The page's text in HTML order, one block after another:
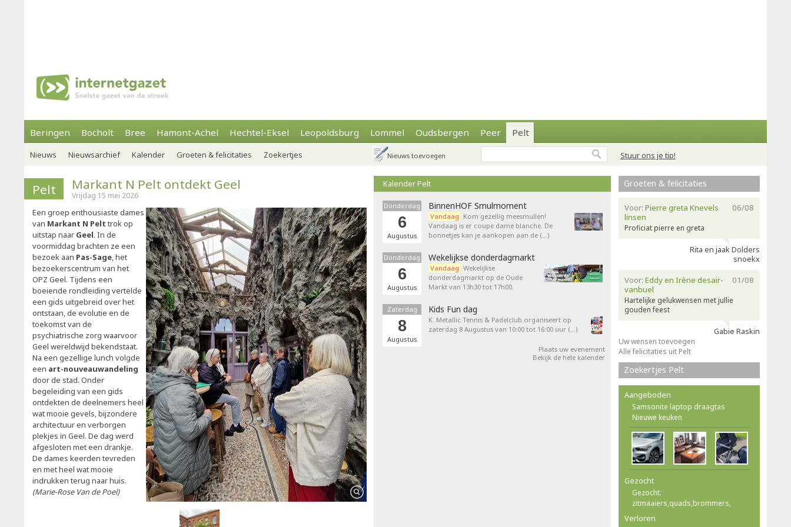
Beringen Bocholt Bree Hamont-Achel Hechtel-Eksel Leopoldsburg Lommel Oudsbergen Peer Pelt
Stuur ons je tip!
Nieuws Nieuwsarchief Kalender Groeten & felicitaties Zoekertjes Nieuws toevoegen
Pelt Markant N Pelt ontdekt Geel
Vrijdag 15 mei 2026
Een groep enthousiaste dames
van Markant N Pelt trok op
uitstap naar Geel. In de
voormiddag brachten ze een
bezoek aan Pas-Sage, het
bezoekerscentrum van het
OPZ Geel. Tijdens een
boeiende rondleiding vertelde
een gids uitgebreid over het
ontstaan, de evolutie en de
toekomst van de
psychiatrische zorg waarvoor
Geel wereldwijd bekendstaat.
Na een gezellige lunch volgde
een art-nouveauwandeling
door de stad. Onder
begeleiding van een gids
ontdekten de deelnemers heel
wat mooie gevels, bijzondere
architectuur en verborgen
plekjes in Geel. De dag werd
afgesloten met een drankje.
De dames keerden tevreden
en met heel wat mooie
indrukken terug naar huis.
(Marie-Rose Van de Poel)
Kalender Pelt
Donderdag
6
Augustus
BinnenHOF Smulmoment
Vandaag Kom gezellig meesmullen!
Vandaag is er coupe dame blanche. De
bonnetjes kan je aankopen aan de (…)
Donderdag
6
Augustus
Wekelijkse donderdagmarkt
Vandaag Wekelijkse
donderdagmarkt op de Oude
Markt van 13h30 tot 17h00.
Zaterdag
8
Augustus
Kids Fun dag
K. Metallic Tennis & Padelclub organiseert op
zaterdag 8 Augustus van 10:00 tot 16:00 uur (…)
Plaats uw evenement
Bekijk de hele kalender
Groeten & felicitaties
06/08
Voor: Pierre greta Knevels
linsen
Proficiat pierre en greta
Rita en jaak Dolders
snoekx
01/08
Voor: Eddy en Irène desair-
vanbuel
Hartelijke gelukwensen met jullie
gouden feest
Gabie Raskin
Uw wensen toevoegen
Alle felicitaties uit Pelt
Zoekertjes Pelt
Aangeboden
Samsonite laptop draagtas
Nieuwe keuken
Gezocht
Gezocht:
zitmaaiers,quads,brommers,
Verloren